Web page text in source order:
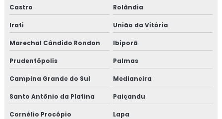
Castro Rolândia
Irati União da Vitória
Marechal Cândido Rondon Ibiporã
Prudentópolis Palmas
Campina Grande do Sul Medianeira
Santo Antônio da Platina Paiçandu
Cornélio Procópio Lapa